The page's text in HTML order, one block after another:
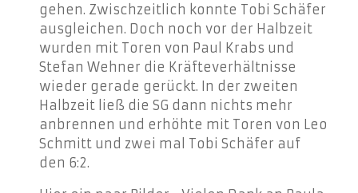
gehen. Zwischzeitlich konnte Tobi Schäfer
ausgleichen. Doch noch vor der Halbzeit
wurden mit Toren von Paul Krabs und
Stefan Wehner die Kräfteverhältnisse
wieder gerade gerückt. In der zweiten
Halbzeit ließ die SG dann nichts mehr
anbrennen und erhöhte mit Toren von Leo
Schmitt und zwei mal Tobi Schäfer auf
den 6:2.